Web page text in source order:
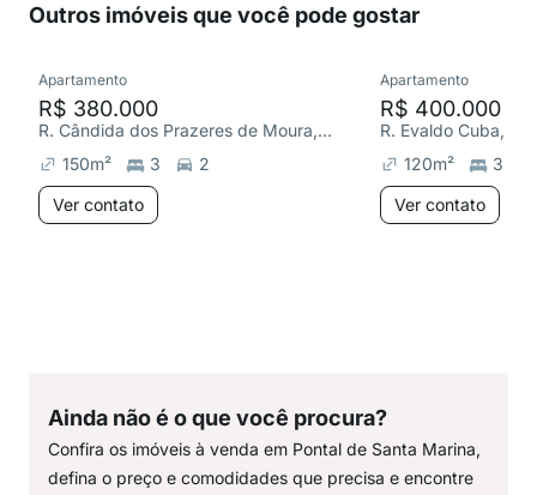
Outros imóveis que você pode gostar
Apartamento
R$ 380.000
R. Cândida dos Prazeres de Moura, Pontal de Santa Marina
150m² 3
2
Ver contato
Apartamento
R$ 400.000
120m²
3
Ver contato
Ainda não é o que você procura?
Confira os imóveis à venda em Pontal de Santa Marina,
defina o preço e comodidades que precisa e encontre